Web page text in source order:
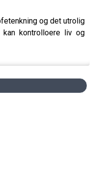
og det utrolig
kontrolloere liv og